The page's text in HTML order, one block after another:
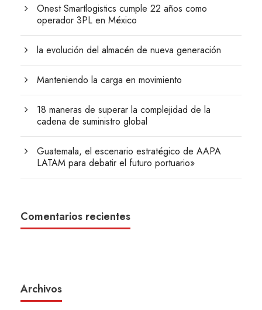
Onest Smartlogistics cumple 22 años como
operador 3PL en México
la evolución del almacén de nueva generación
Manteniendo la carga en movimiento
18 maneras de superar la complejidad de la
cadena de suministro global
Guatemala, el escenario estratégico de AAPA
LATAM para debatir el futuro portuario»
Comentarios recientes
Archivos